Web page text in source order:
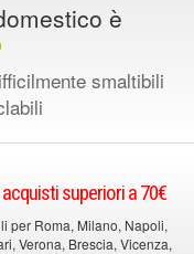
è
smaltibili
superiori a 70€
per Roma, Milano, Napoli,
Verona, Brescia, Vicenza,